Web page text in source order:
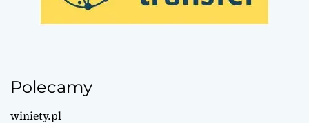
Polecamy
winiety.pl